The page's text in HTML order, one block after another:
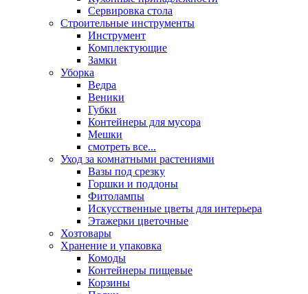
Сервировка стола
Строительные инструменты
Инструмент
Комплектующие
Замки
Уборка
Ведра
Веники
Губки
Контейнеры для мусора
Мешки
смотреть все...
Уход за комнатными растениями
Вазы под срезку
Горшки и поддоны
Фитолампы
Искусственные цветы для интерьера
Этажерки цветочные
Хозтовары
Хранение и упаковка
Комоды
Контейнеры пищевые
Корзины